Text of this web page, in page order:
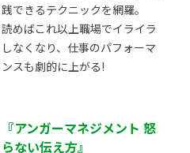
践できるテクニックを網羅。
読めばこれ以上職場でイライラ
しなくなり、仕事のパフォーマ
ンスも劇的に上がる!
『アンガーマネジメント 怒
らない伝え方』